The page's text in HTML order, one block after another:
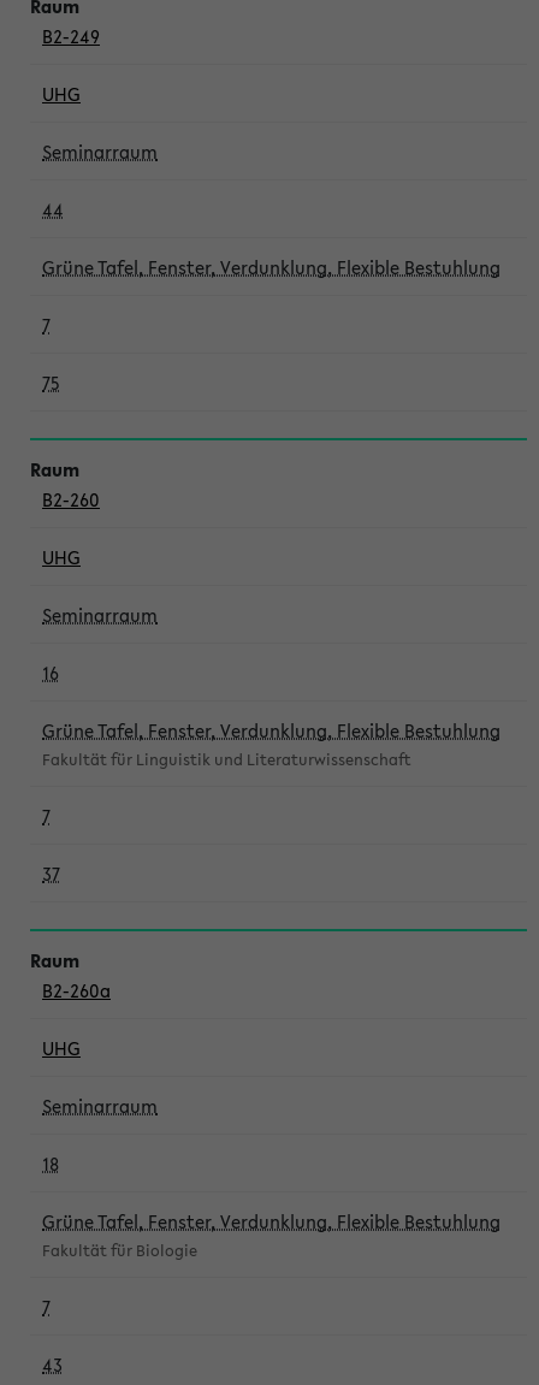
B2-249
UHG
Seminarraum
44
Grüne Tafel, Fenster, Verdunklung, Flexible Bestuhlung
7
75
B2-260
UHG
Seminarraum
16
Grüne Tafel, Fenster, Verdunklung, Flexible Bestuhlung
Fakultät für Linguistik und Literaturwissenschaft
7
37
B2-260a
UHG
Seminarraum
18
Grüne Tafel, Fenster, Verdunklung, Flexible Bestuhlung
Fakultät für Biologie
7
43